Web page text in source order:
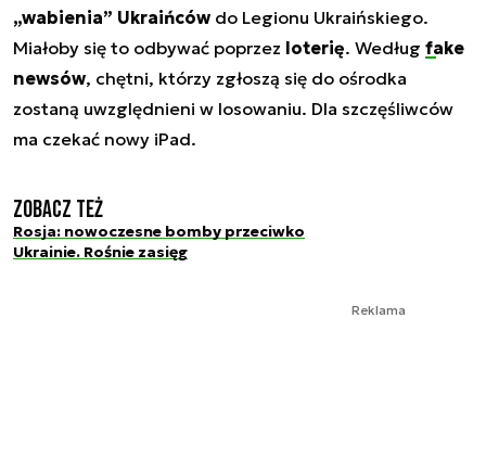
„wabienia” Ukraińców do Legionu Ukraińskiego.
Miałoby się to odbywać poprzez loterię. Według fake
newsów, chętni, którzy zgłoszą się do ośrodka
zostaną uwzględnieni w losowaniu. Dla szczęśliwców
ma czekać nowy iPad.
Zobacz też
Rosja: nowoczesne bomby przeciwko
Ukrainie. Rośnie zasięg
Reklama